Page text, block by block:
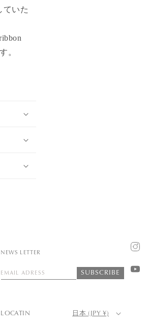
ていた
。
NEWS LETTER
EMAIL ADRESS SUBSCRIBE
LOCATIN 日本 (JPY ¥)